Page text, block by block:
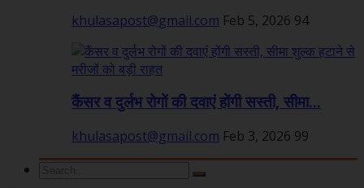
khulasapost@gmail.com Feb 5, 2026 94
कैंसर व दुर्लभ रोगों की दवाएं होंगी सस्ती, सीमा...
khulasapost@gmail.com Feb 3, 2026 99